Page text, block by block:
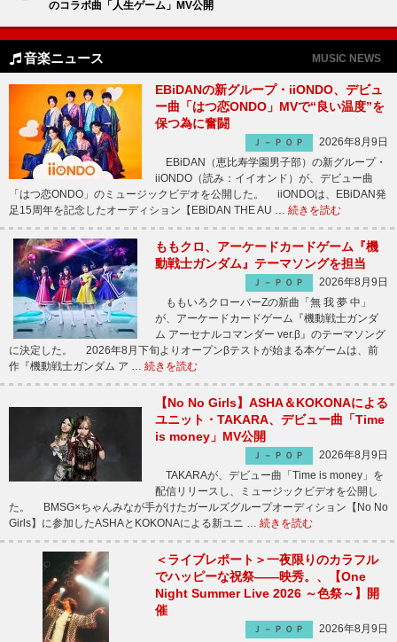
のコラボ曲「人生ゲーム」MV公開
音楽ニュース MUSIC NEWS
EBiDANの新グループ・iiONDO、デビュ
ー曲「はつ恋ONDO」MVで“良い温度”を
保つ為に奮闘
Ｊ－ＰＯＰ
2026年8月9日
EBiDAN（恵比寿学園男子部）の新グループ・
iiONDO（読み：イイオンド）が、デビュー曲
「はつ恋ONDO」のミュージックビデオを公開した。 iiONDOは、EBiDAN発
足15周年を記念したオーディション【EBiDAN THE AU … 続きを読む
ももクロ、アーケードカードゲーム『機
動戦士ガンダム』テーマソングを担当
Ｊ－ＰＯＰ
2026年8月9日
ももいろクローバーZの新曲「無 我 夢 中」
が、アーケードカードゲーム『機動戦士ガンダ
ム アーセナルコマンダー ver.β』のテーマソング
に決定した。 2026年8月下旬よりオープンβテストが始まる本ゲームは、前
作『機動戦士ガンダム ア … 続きを読む
【No No Girls】ASHA＆KOKONAによる
ユニット・TAKARA、デビュー曲「Time
is money」MV公開
Ｊ－ＰＯＰ
2026年8月9日
TAKARAが、デビュー曲「Time is money」を
配信リリースし、ミュージックビデオを公開し
た。 BMSG×ちゃんみなが手がけたガールズグループオーディション【No No
Girls】に参加したASHAとKOKONAによる新ユニ … 続きを読む
＜ライブレポート＞一夜限りのカラフル
でハッピーな祝祭――映秀。、【One
Night Summer Live 2026 ～色祭～】開
催
Ｊ－ＰＯＰ
2026年8月9日